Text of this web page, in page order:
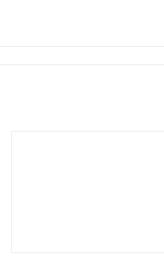
حسنية أكادير
توالي النتائج السلبية يلاحق الوداد الرياضي